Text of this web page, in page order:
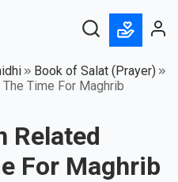
Book of Salat (Prayer)
Time For Maghrib
Related
For Maghrib